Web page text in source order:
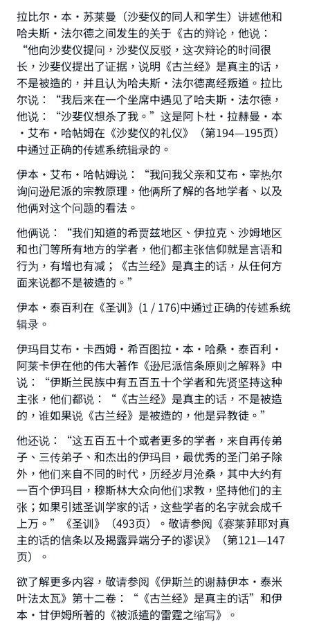
拉比尔·本·苏莱曼（沙斐仪的同人和学生）讲述他和
哈夫斯·法尔德之间发生的关于《古的辩论，他说：
“他向沙斐仪提问，沙斐仪反驳，这次辩论的时间很
长，沙斐仪提出了证据，说明《古兰经》是真主的话，
不是被造的，并且认为哈夫斯·法尔德离经叛道。拉比
尔说：“我后来在一个坐席中遇见了哈夫斯·法尔德，
他说：“沙斐仪想杀了我。”这是阿卜杜•拉赫曼•本
·艾布·哈帖姆在《沙斐仪的礼仪》（第194—195页）
中通过正确的传述系统辑录的。
伊本•艾布·哈帖姆说：“我问我父亲和艾布·宰热尔
询问逊尼派的宗教原理，他俩所了解的各地学者、以及
他俩对这个问题的看法。
他俩说：“我们知道的希贾兹地区、伊拉克、沙姆地区
和也门等所有地方的学者，他们都主张信仰就是言语和
行为，有增也有减；《古兰经》是真主的话，从任何方
面来说都不是被造的。”
伊本•泰百利在《圣训》(1 / 176)中通过正确的传述系统
辑录。
伊玛目艾布·卡西姆·希百图拉·本·哈桑•泰百利·
阿莱卡伊在他的伟大著作《逊尼派信条原则之解释》中
说：“伊斯兰民族中有五百五十个学者和先贤坚持这种
主张，他们都说：“《古兰经》是真主的话，不是被造
的，谁如果说《古兰经》是被造的，他是异教徒。”
他还说：“这五百五十个或者更多的学者，来自再传弟
子、三传弟子、和杰出的伊玛目，最优秀的圣门弟子除
外，他们来自不同的时代，历经岁月沧桑，其中大约有
一百个伊玛目，穆斯林大众向他们求教，坚持他们的主
张；如果引述圣训学家的话，这些学者的名字就会成千
上万。”《圣训》（493页）。敬请参阅《赛莱菲耶对真
主的话的信条以及揭露异端分子的谬误》（第121—147
页）。
欲了解更多内容，敬请参阅《伊斯兰的谢赫伊本•泰米
叶法太瓦》第十二卷：“《古兰经》是真主的话”和伊
本·甘伊姆所著的《被派遣的雷霆之缩写》。